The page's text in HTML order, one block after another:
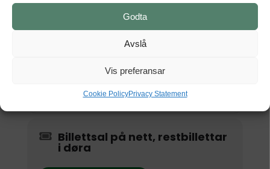
Godta
Avslå
Vis preferansar
Cookie PolicyPrivacy Statement
Hardangerfjordvegen 626, 5610 Øystese
GET DIRECTIONS
Billettsal på nett, restbillettar
i døra